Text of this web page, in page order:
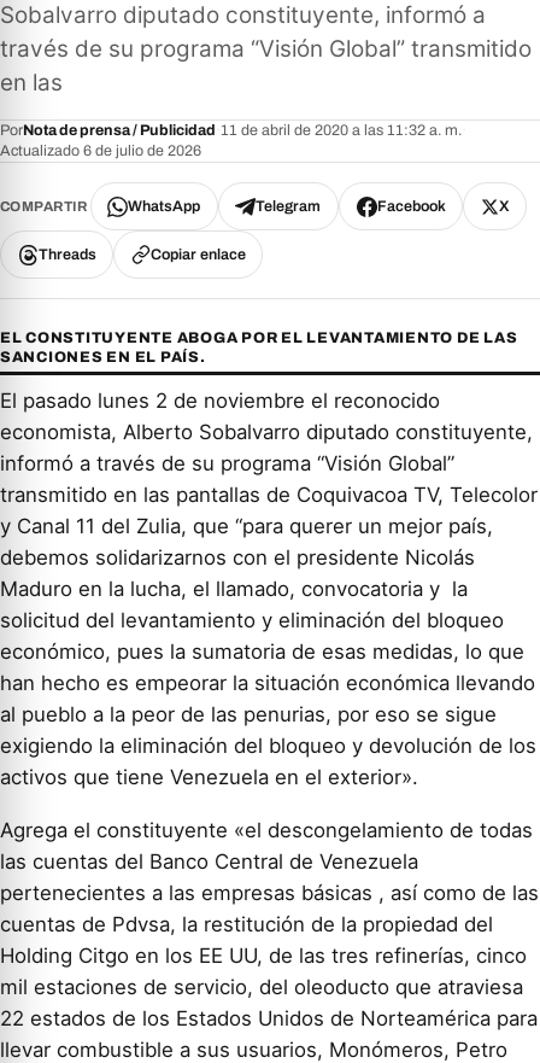
Sobalvarro diputado constituyente, informó a
través de su programa “Visión Global” transmitido
en las
PorNota de prensa / Publicidad 11 de abril de 2020 a las 11:32 a. m.
Actualizado 6 de julio de 2026
COMPARTIR WhatsApp Telegram Facebook X
Threads Copiar enlace
EL CONSTITUYENTE ABOGA POR EL LEVANTAMIENTO DE LAS
SANCIONES EN EL PAÍS.
El pasado lunes 2 de noviembre el reconocido
economista, Alberto Sobalvarro diputado constituyente,
informó a través de su programa “Visión Global”
transmitido en las pantallas de Coquivacoa TV, Telecolor
y Canal 11 del Zulia, que “para querer un mejor país,
debemos solidarizarnos con el presidente Nicolás
Maduro en la lucha, el llamado, convocatoria y la
solicitud del levantamiento y eliminación del bloqueo
económico, pues la sumatoria de esas medidas, lo que
han hecho es empeorar la situación económica llevando
al pueblo a la peor de las penurias, por eso se sigue
exigiendo la eliminación del bloqueo y devolución de los
activos que tiene Venezuela en el exterior».
Agrega el constituyente «el descongelamiento de todas
las cuentas del Banco Central de Venezuela
pertenecientes a las empresas básicas , así como de las
cuentas de Pdvsa, la restitución de la propiedad del
Holding Citgo en los EE UU, de las tres refinerías, cinco
mil estaciones de servicio, del oleoducto que atraviesa
22 estados de los Estados Unidos de Norteamérica para
llevar combustible a sus usuarios, Monómeros, Petro